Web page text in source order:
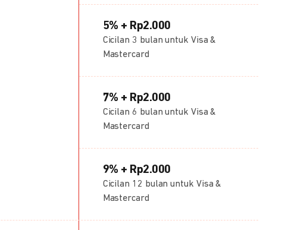
5% + Rp2.000
Cicilan 3 bulan untuk Visa &
Mastercard
7% + Rp2.000
Cicilan 6 bulan untuk Visa &
Mastercard
9% + Rp2.000
Cicilan 12 bulan untuk Visa &
Mastercard